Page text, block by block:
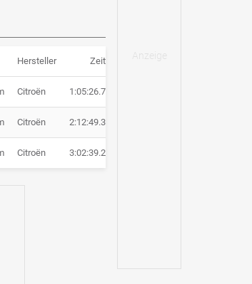
Hersteller Zeit
Citroën 1:05:26.7
Citroën 2:12:49.3
Citroën 3:02:39.2